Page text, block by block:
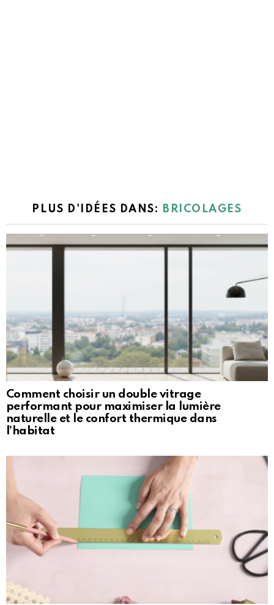
PLUS D'IDÉES DANS: BRICOLAGES
Comment choisir un double vitrage
performant pour maximiser la lumière
naturelle et le confort thermique dans
l’habitat